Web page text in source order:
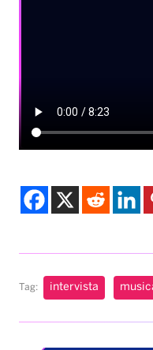
Tag: intervista